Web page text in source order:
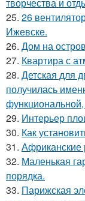
25. 26
Ижевске.
26. Дом на
27. Квартира с
28. Детская для
получилась
функциональной,
29. Интерьер
30. Как
31. Африканские
32. Маленькая
порядка.
33. Парижская